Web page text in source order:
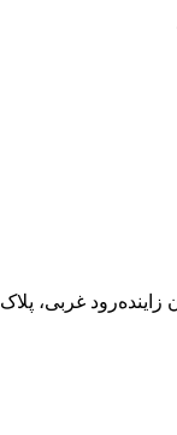
غربی، پلاک ۳